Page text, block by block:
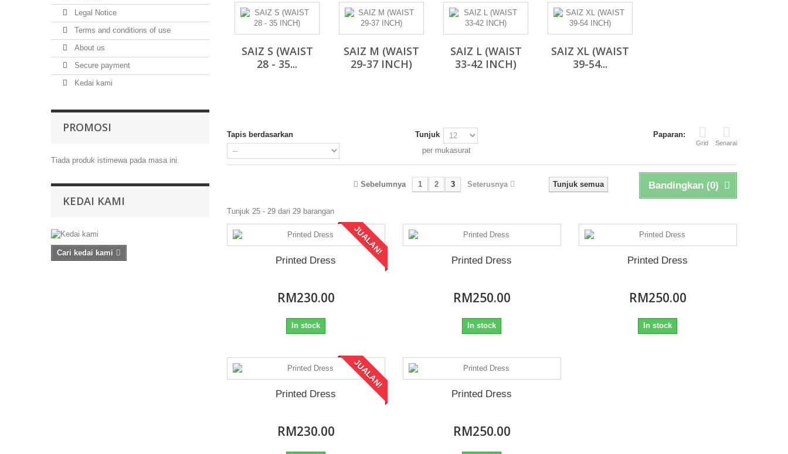
Legal Notice
Terms and conditions of use
About us
Secure payment
Kedai kami
PROMOSI
Tiada produk istimewa pada masa ini.
KEDAI KAMI
Cari kedai kami
SAIZ S (WAIST
28 - 35...
SAIZ M (WAIST
29-37 INCH)
SAIZ L (WAIST
33-42 INCH)
SAIZ XL (WAIST
39-54...
Paparan:
Grid Senarai
Tapis berdasarkan
Tunjuk
per mukasurat
Bandingkan (0)
Tunjuk semua
Sebelumnya 1 2 3 Seterusnya
Tunjuk 25 - 29 dari 29 barangan
JUALAN!
Printed Dress
RM230.00
In stock
Printed Dress
RM250.00
In stock
Printed Dress
RM250.00
In stock
JUALAN!
Printed Dress
RM230.00
Printed Dress
RM250.00